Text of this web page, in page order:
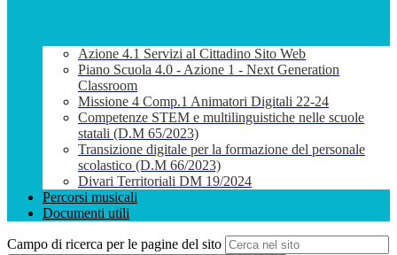
Azione 4.1 Servizi al Cittadino Sito Web
Piano Scuola 4.0 - Azione 1 - Next Generation
Classroom
Missione 4 Comp.1 Animatori Digitali 22-24
Competenze STEM e multilinguistiche nelle scuole
statali (D.M 65/2023)
Transizione digitale per la formazione del personale
scolastico (D.M 66/2023)
Divari Territoriali DM 19/2024
Percorsi musicali
Documenti utili
Campo di ricerca per le pagine del sito